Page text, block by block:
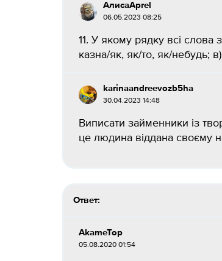
АлисаAprel
06.05.2023 08:25
11. У якому рядку всі слова
казна/як, як/то, як/небудь;
karinaandreevozb5ha
30.04.2023 14:48
Виписати займенники із
це людина віддана своєму
Ответ:
AkameTop
05.08.2020 01:54